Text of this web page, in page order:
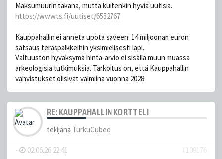
Maksumuurin takana, mutta kuitenkin hyviä uutisia.
https://www.ts.fi/uutiset/6552767
Kauppahallin ei anneta upota saveen: 14 miljoonan euron
satsaus teräspalkkeihin yksimielisesti läpi.
Valtuuston hyväksymä hinta-arvio ei sisällä muun muassa
arkeologisia tutkimuksia. Tarkoitus on, että Kauppahallin
vahvistukset olisivat valmiina vuonna 2028.
RE: KAUPPAHALLIN KORTTELI
tekijänä TurkuCubed
- 02.06.26 22:41
#109176